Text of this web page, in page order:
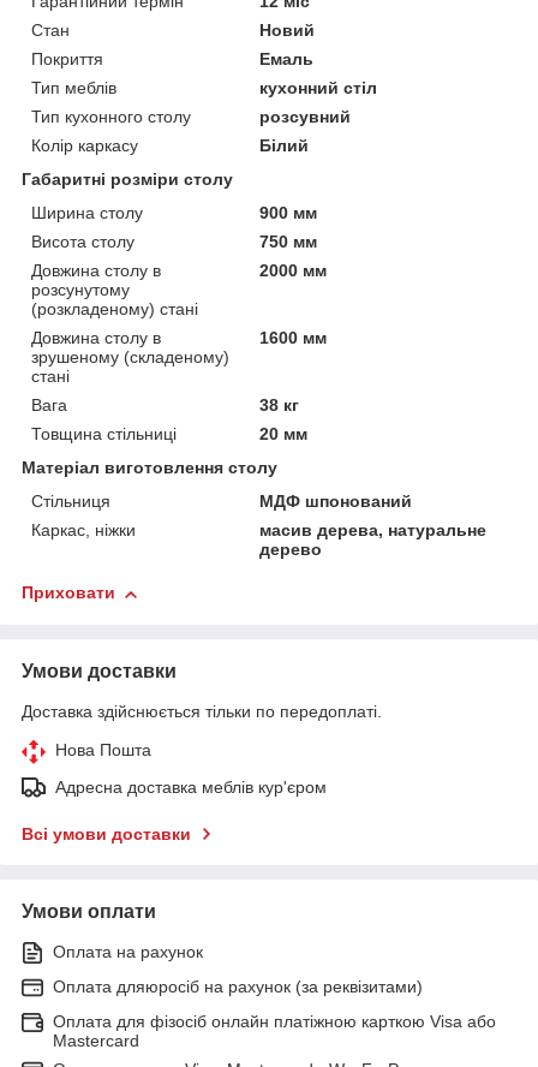
Стан
Новий
Покриття
Емаль
Тип меблів
кухонний стіл
Тип кухонного столу
розсувний
Колір каркасу
Білий
Габаритні розміри столу
Ширина столу
900 мм
Висота столу
750 мм
Довжина столу в
розсунутому
(розкладеному) стані
2000 мм
Довжина столу в
зрушеному (складеному)
стані
1600 мм
Вага
38 кг
Товщина стільниці
20 мм
Матеріал виготовлення столу
Стільниця
МДФ шпонований
Каркас, ніжки
масив дерева, натуральне
дерево
Приховати
Умови доставки
Доставка здійснюється тільки по передоплаті.
Нова Пошта
Адресна доставка меблів кур'єром
Всі умови доставки
Умови оплати
Оплата на рахунок
Оплата дляюросіб на рахунок (за реквізитами)
Оплата для фізосіб онлайн платіжною карткою Visa або
Mastercard